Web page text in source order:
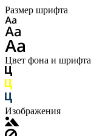
Размер шрифта
Цвет фона и шрифта
Изображения